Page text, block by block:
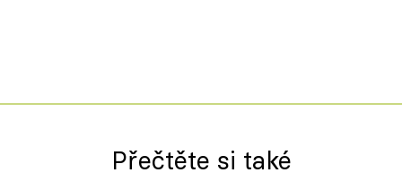
Přečtěte si také